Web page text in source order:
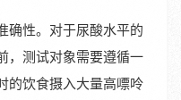
确性。对于尿酸水平的
，测试对象需要遵循一
的饮食摄入大量高嘌呤